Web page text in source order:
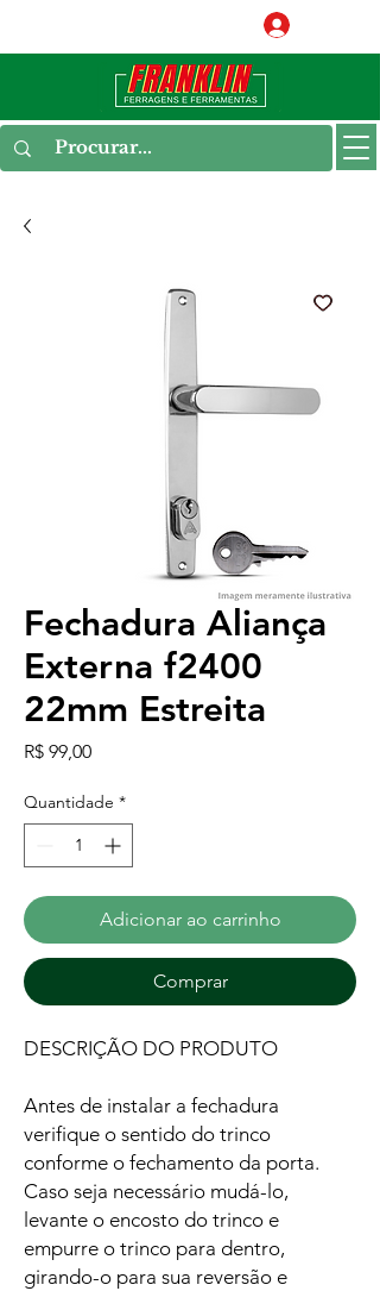
Fechadura Aliança
Externa f2400
22mm Estreita
R$ 99,00Preço
Quantidade *
Adicionar ao carrinho
Comprar
DESCRIÇÃO DO PRODUTO
Antes de instalar a fechadura
verifique o sentido do trinco
conforme o fechamento da porta.
Caso seja necessário mudá-lo,
levante o encosto do trinco e
empurre o trinco para dentro,
girando-o para sua reversão e